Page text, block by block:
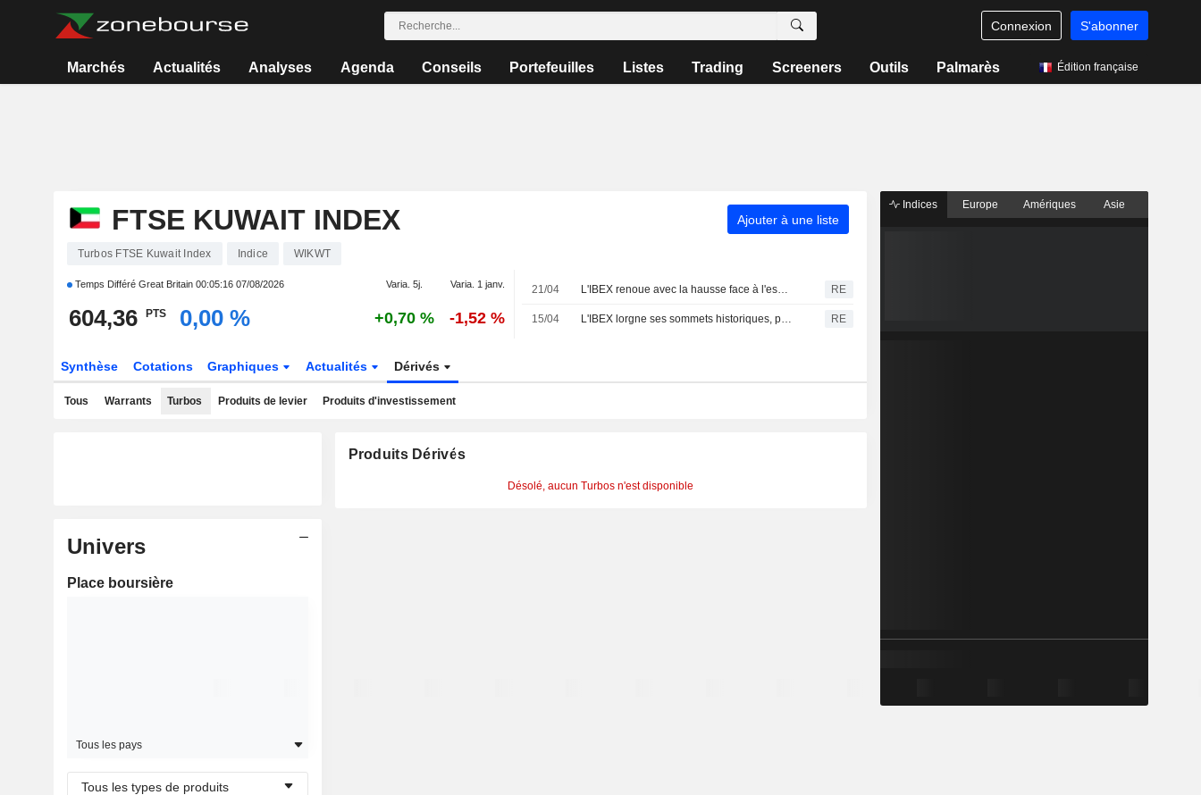
Connexion S'abonner
Marchés Actualités Analyses Agenda Conseils Portefeuilles Listes Trading Screeners Outils Palmarès Édition française
FTSE KUWAIT INDEX Ajouter à une liste
Turbos FTSE Kuwait Index Indice WIKWT
Temps Différé Great Britain 00:05:16 07/08/2026 Varia. 5j. Varia. 1 janv.
604,36 PTS 0,00 % +0,70 % -1,52 %
21/04 L'IBEX renoue avec la hausse face à l'espoir d'un dialogue USA-Iran et à l'entrain de l'IA RE
15/04 L'IBEX lorgne ses sommets historiques, porté par l'espoir d'une détente au Moyen-Orient RE
Synthèse Cotations Graphiques Actualités Dérivés
Tous Warrants Turbos Produits de levier Produits d'investissement
Univers
Place boursière
Tous les pays
Tous les types de produits
Produits Dérivés
Désolé, aucun Turbos n'est disponible
Indices Europe Amériques Asie